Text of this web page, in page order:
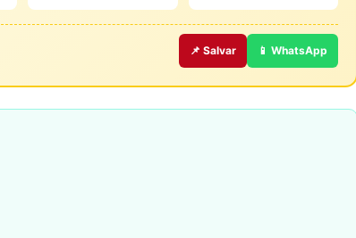
📌 Salvar 📱 WhatsApp